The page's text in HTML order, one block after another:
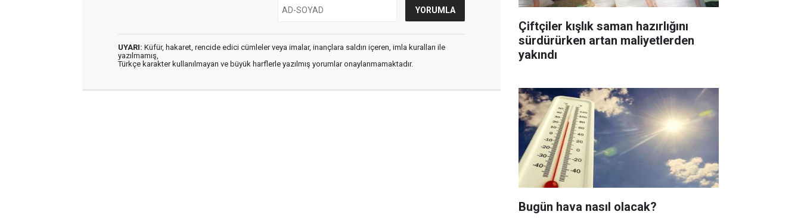
UYARI: Küfür, hakaret, rencide edici cümleler veya imalar, inançlara saldırı içeren, imla kuralları ile
yazılmamış,
Türkçe karakter kullanılmayan ve büyük harflerle yazılmış yorumlar onaylanmamaktadır.
Çiftçiler kışlık saman hazırlığını
sürdürürken artan maliyetlerden
yakındı
Bugün hava nasıl olacak?